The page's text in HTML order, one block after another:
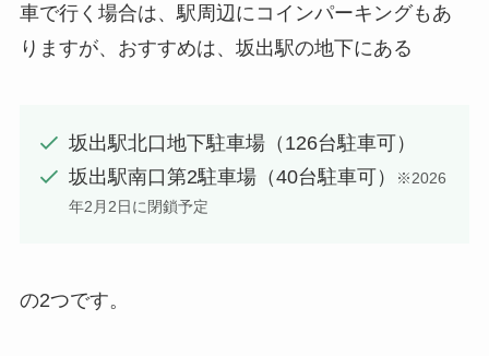
車で行く場合は、駅周辺にコインパーキングもあ
りますが、おすすめは、坂出駅の地下にある
坂出駅北口地下駐車場（126台駐車可）
坂出駅南口第2駐車場（40台駐車可）
※2026
年2月2日に閉鎖予定
の2つです。